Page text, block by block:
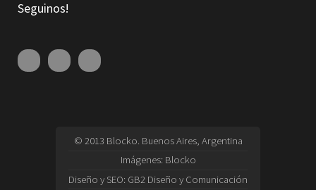
Seguinos!
© 2013 Blocko. Buenos Aires, Argentina
Imágenes: Blocko
Diseño y SEO: GB2 Diseño y Comunicación